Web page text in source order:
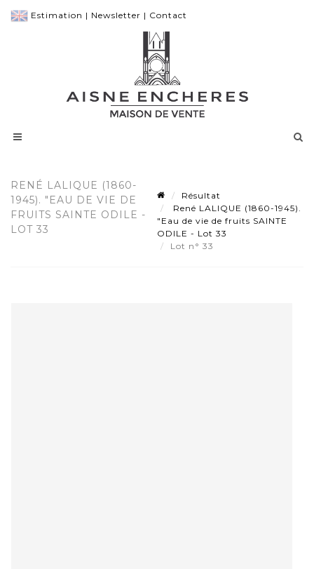
Estimation | Newsletter | Contact
RENÉ LALIQUE (1860-
1945). "EAU DE VIE DE
FRUITS SAINTE ODILE -
LOT 33
Résultat
René LALIQUE (1860-1945).
"Eau de vie de fruits SAINTE
ODILE - Lot 33
Lot n° 33